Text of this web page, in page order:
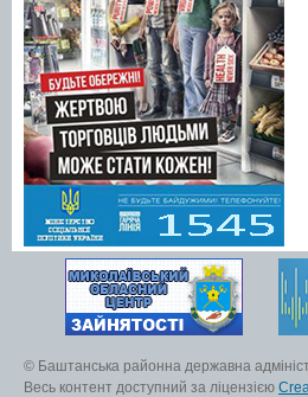
© Баштанська районна державна
Весь контент доступний за ліцензією